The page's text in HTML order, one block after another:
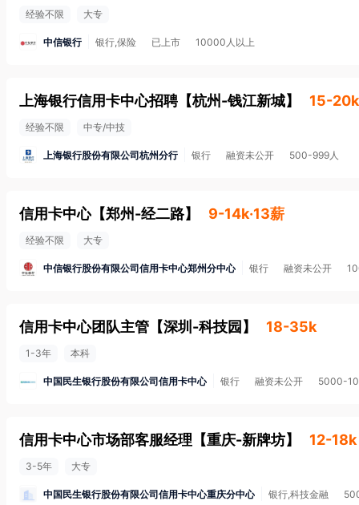
经验不限 大专
中信银行 银行,保险 已上市 10000人以上
上海银行信用卡中心招聘 【杭州-钱江新城】 15-20k
经验不限 中专/中技
上海银行股份有限公司杭州分行 银行 融资未公开 500-999人
信用卡中心 【郑州-经二路】 9-14k·13薪
经验不限 大专
中信银行股份有限公司信用卡中心郑州分中心 银行 融资未公开
信用卡中心团队主管 【深圳-科技园 】 18-35k
1-3年 本科
中国民生银行股份有限公司信用卡中心 银行 融资未公开 5000-
信用卡中心市场部客服经理 【重庆-新牌坊】 12-18k
3-5年 大专
中国民生银行股份有限公司信用卡中心重庆分中心 银行,科技金融